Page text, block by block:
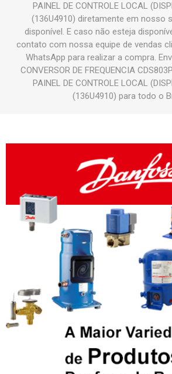
PAINEL DE CONTROLE LOCAL
(136U4910) diretamente em nosso
disponível. E caso não esteja
contato com nossa equipe de vendas
WhatsApp para realizar a compra.
CONVERSOR DE FREQUENCIA
PAINEL DE CONTROLE LOCAL
(136U4910) para todo o